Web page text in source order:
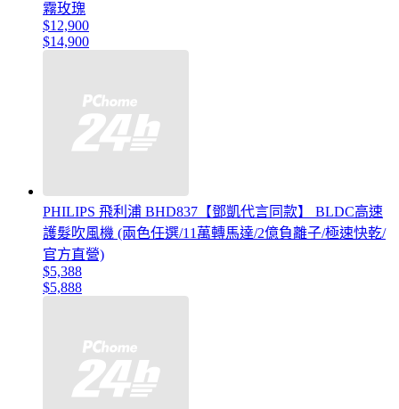
霧玫瑰
$12,900
$14,900
PHILIPS 飛利浦 BHD837【鄧凱代言同款】 BLDC高速
護髮吹風機 (兩色任選/11萬轉馬達/2億負離子/極速快乾/
官方直營)
$5,388
$5,888